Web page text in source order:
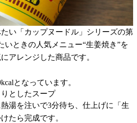
い「カップヌードル」シリーズの第
いときの人気メニュー“生姜焼き”を
アレンジした商品です。
となっています。
としたスープ
湯を注いで3分待ち、仕上げに「生
たら完成です。